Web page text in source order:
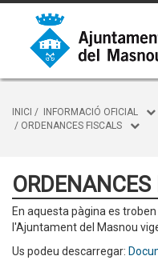
INICI / INFORMACIÓ OFICIAL
/ ORDENANCES FISCALS
En aquesta pàgina es
l'Ajuntament del Masnou
Us podeu descarregar: